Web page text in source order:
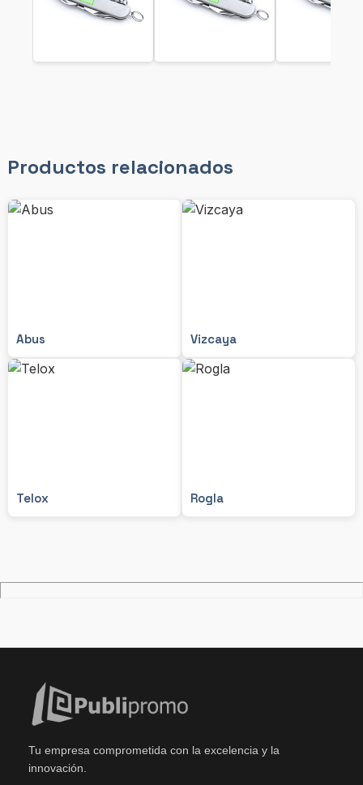
Productos relacionados
Abus Vizcaya
Telox Rogla
Tu empresa comprometida con la excelencia y la
innovación.